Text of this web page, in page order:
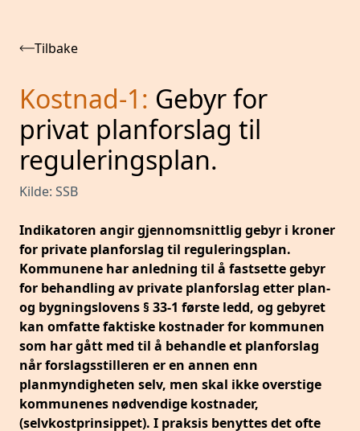
Tilbake
Kostnad-1: Gebyr for
privat planforslag til
reguleringsplan.
Kilde: SSB
Indikatoren angir gjennomsnittlig gebyr i kroner
for private planforslag til reguleringsplan.
Kommunene har anledning til å fastsette gebyr
for behandling av private planforslag etter plan-
og bygningslovens § 33-1 første ledd, og gebyret
kan omfatte faktiske kostnader for kommunen
som har gått med til å behandle et planforslag
når forslagsstilleren er en annen enn
planmyndigheten selv, men skal ikke overstige
kommunenes nødvendige kostnader,
(selvkostprinsippet). I praksis benyttes det ofte